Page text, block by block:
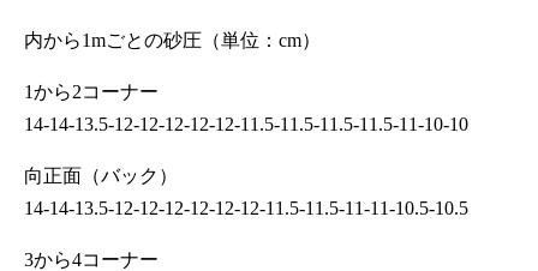
内から1mごとの砂圧（単位：cm）
1から2コーナー
14-14-13.5-12-12-12-12-12-11.5-11.5-11.5-11.5-11-10-10
向正面（バック）
14-14-13.5-12-12-12-12-12-12-11.5-11.5-11-11-10.5-10.5
3から4コーナー